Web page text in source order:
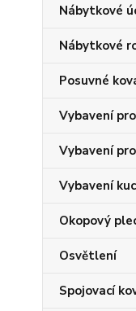
Nábytkové
Nábytkové
Posuvné
Vybavení
Vybavení
Vybavení
Okopový
Osvětlení
Spojovací